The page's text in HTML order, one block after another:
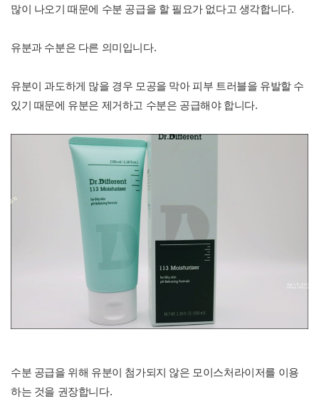
많이 나오기 때문에 수분 공급을 할 필요가 없다고 생각합니다.
유분과 수분은 다른 의미입니다.
유분이 과도하게 많을 경우 모공을 막아 피부 트러블을 유발할 수
있기 때문에 유분은 제거하고 수분은 공급해야 합니다.
수분 공급을 위해 유분이 첨가되지 않은 모이스처라이저를 이용
하는 것을 권장합니다.